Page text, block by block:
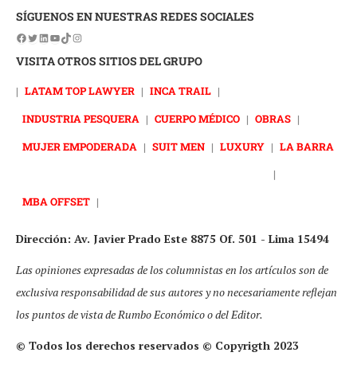
SÍGUENOS EN NUESTRAS REDES SOCIALES
VISITA OTROS SITIOS DEL GRUPO
| LATAM TOP LAWYER | INCA TRAIL |
INDUSTRIA PESQUERA | CUERPO MÉDICO | OBRAS |
MUJER EMPODERADA | SUIT MEN | LUXURY | LA BARRA
|
MBA OFFSET |
Dirección: Av. Javier Prado Este 8875 Of. 501 - Lima 15494
Las opiniones expresadas de los columnistas en los artículos son de
exclusiva responsabilidad de sus autores y no necesariamente reflejan
los puntos de vista de Rumbo Económico o del Editor.
© Todos los derechos reservados © Copyrigth 2023